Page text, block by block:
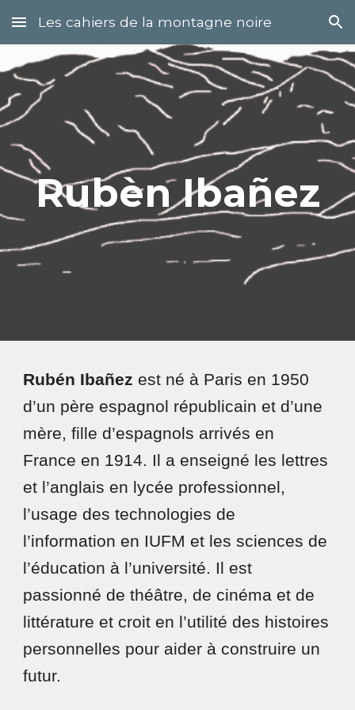
Skip to main content Skip to navigation
Les cahiers de la montagne noire
Rubèn Ibañez
Rubén Ibañez est né à Paris en 1950
d’un père espagnol républicain et d’une
mère, fille d’espagnols arrivés en
France en 1914. Il a enseigné les lettres
et l’anglais en lycée professionnel,
l’usage des technologies de
l’information en IUFM et les sciences de
l’éducation à l’université. Il est
passionné de théâtre, de cinéma et de
littérature et croit en l’utilité des histoires
personnelles pour aider à construire un
futur.